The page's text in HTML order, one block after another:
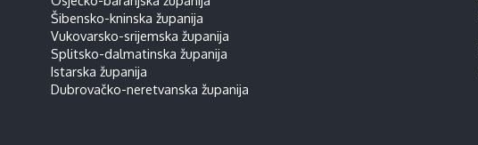
Šibensko-kninska županija
Vukovarsko-srijemska županija
Splitsko-dalmatinska županija
Istarska županija
Dubrovačko-neretvanska županija